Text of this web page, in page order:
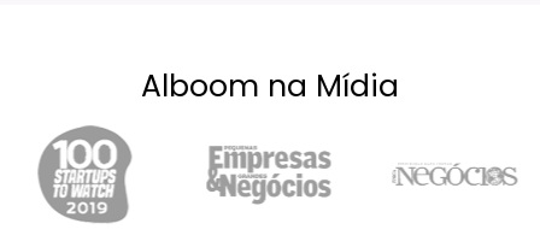
Alboom na Mídia